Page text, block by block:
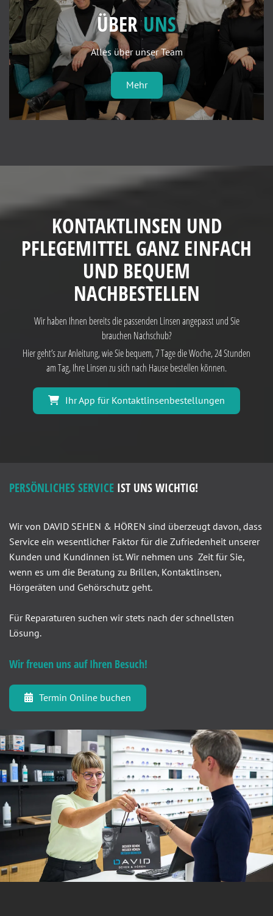
ÜBERUNS
Alles über unser Team
Mehr
KONTAKTLINSEN UND
PFLEGEMITTEL GANZ EINFACH
UND BEQUEM
NACHBESTELLEN
Wir haben Ihnen bereits die passenden Linsen angepasst und Sie
brauchen Nachschub?
Hier geht’s zur Anleitung, wie Sie bequem, 7 Tage die Woche, 24 Stunden
am Tag, Ihre Linsen zu sich nach Hause bestellen können.
Ihr App für Kontaktlinsenbestellungen
PERSÖNLICHES SERVICE IST UNS WICHTIG!
Wir von DAVID SEHEN & HÖREN sind überzeugt davon, dass
Service ein wesentlicher Faktor für die Zufriedenheit unserer
Kunden und Kundinnen ist. Wir nehmen uns Zeit für Sie,
wenn es um die Beratung zu Brillen, Kontaktlinsen,
Hörgeräten und Gehörschutz geht.
Für Reparaturen suchen wir stets nach der schnellsten
Lösung.
Wir freuen uns auf Ihren Besuch!
Termin Online buchen